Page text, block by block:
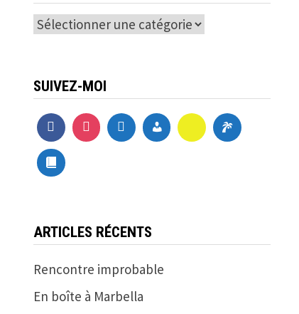
Catégories
SUIVEZ-MOI
ARTICLES RÉCENTS
Rencontre improbable
En boîte à Marbella